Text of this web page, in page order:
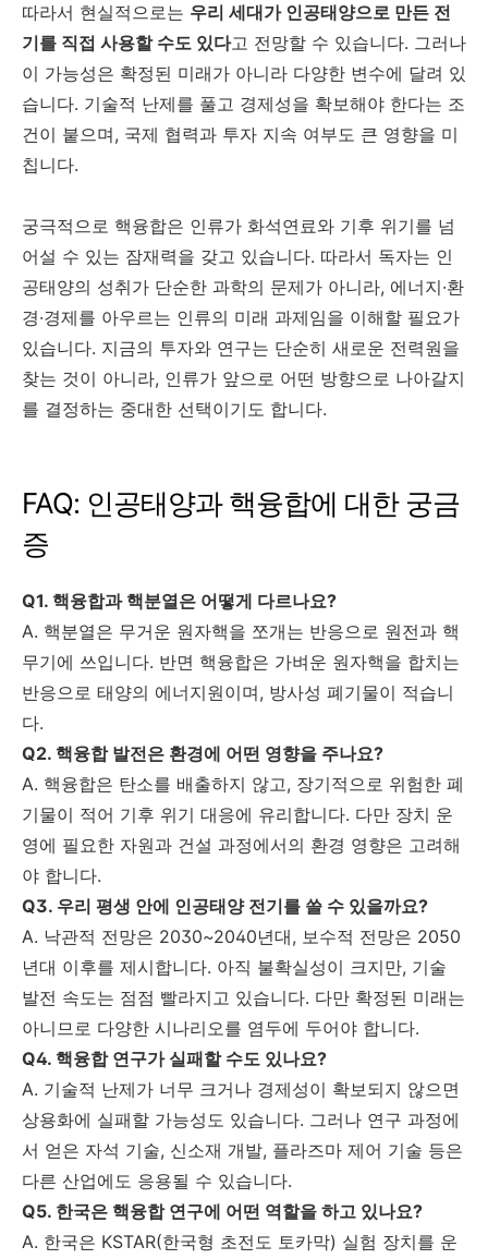
따라서 현실적으로는 우리 세대가 인공태양으로 만든 전
기를 직접 사용할 수도 있다고 전망할 수 있습니다. 그러나
이 가능성은 확정된 미래가 아니라 다양한 변수에 달려 있
습니다. 기술적 난제를 풀고 경제성을 확보해야 한다는 조
건이 붙으며, 국제 협력과 투자 지속 여부도 큰 영향을 미
칩니다.
궁극적으로 핵융합은 인류가 화석연료와 기후 위기를 넘
어설 수 있는 잠재력을 갖고 있습니다. 따라서 독자는 인
공태양의 성취가 단순한 과학의 문제가 아니라, 에너지·환
경·경제를 아우르는 인류의 미래 과제임을 이해할 필요가
있습니다. 지금의 투자와 연구는 단순히 새로운 전력원을
찾는 것이 아니라, 인류가 앞으로 어떤 방향으로 나아갈지
를 결정하는 중대한 선택이기도 합니다.
FAQ: 인공태양과 핵융합에 대한 궁금
증
Q1. 핵융합과 핵분열은 어떻게 다르나요?
A. 핵분열은 무거운 원자핵을 쪼개는 반응으로 원전과 핵
무기에 쓰입니다. 반면 핵융합은 가벼운 원자핵을 합치는
반응으로 태양의 에너지원이며, 방사성 폐기물이 적습니
다.
Q2. 핵융합 발전은 환경에 어떤 영향을 주나요?
A. 핵융합은 탄소를 배출하지 않고, 장기적으로 위험한 폐
기물이 적어 기후 위기 대응에 유리합니다. 다만 장치 운
영에 필요한 자원과 건설 과정에서의 환경 영향은 고려해
야 합니다.
Q3. 우리 평생 안에 인공태양 전기를 쓸 수 있을까요?
A. 낙관적 전망은 2030~2040년대, 보수적 전망은 2050
년대 이후를 제시합니다. 아직 불확실성이 크지만, 기술
발전 속도는 점점 빨라지고 있습니다. 다만 확정된 미래는
아니므로 다양한 시나리오를 염두에 두어야 합니다.
Q4. 핵융합 연구가 실패할 수도 있나요?
A. 기술적 난제가 너무 크거나 경제성이 확보되지 않으면
상용화에 실패할 가능성도 있습니다. 그러나 연구 과정에
서 얻은 자석 기술, 신소재 개발, 플라즈마 제어 기술 등은
다른 산업에도 응용될 수 있습니다.
Q5. 한국은 핵융합 연구에 어떤 역할을 하고 있나요?
A. 한국은 KSTAR(한국형 초전도 토카막) 실험 장치를 운